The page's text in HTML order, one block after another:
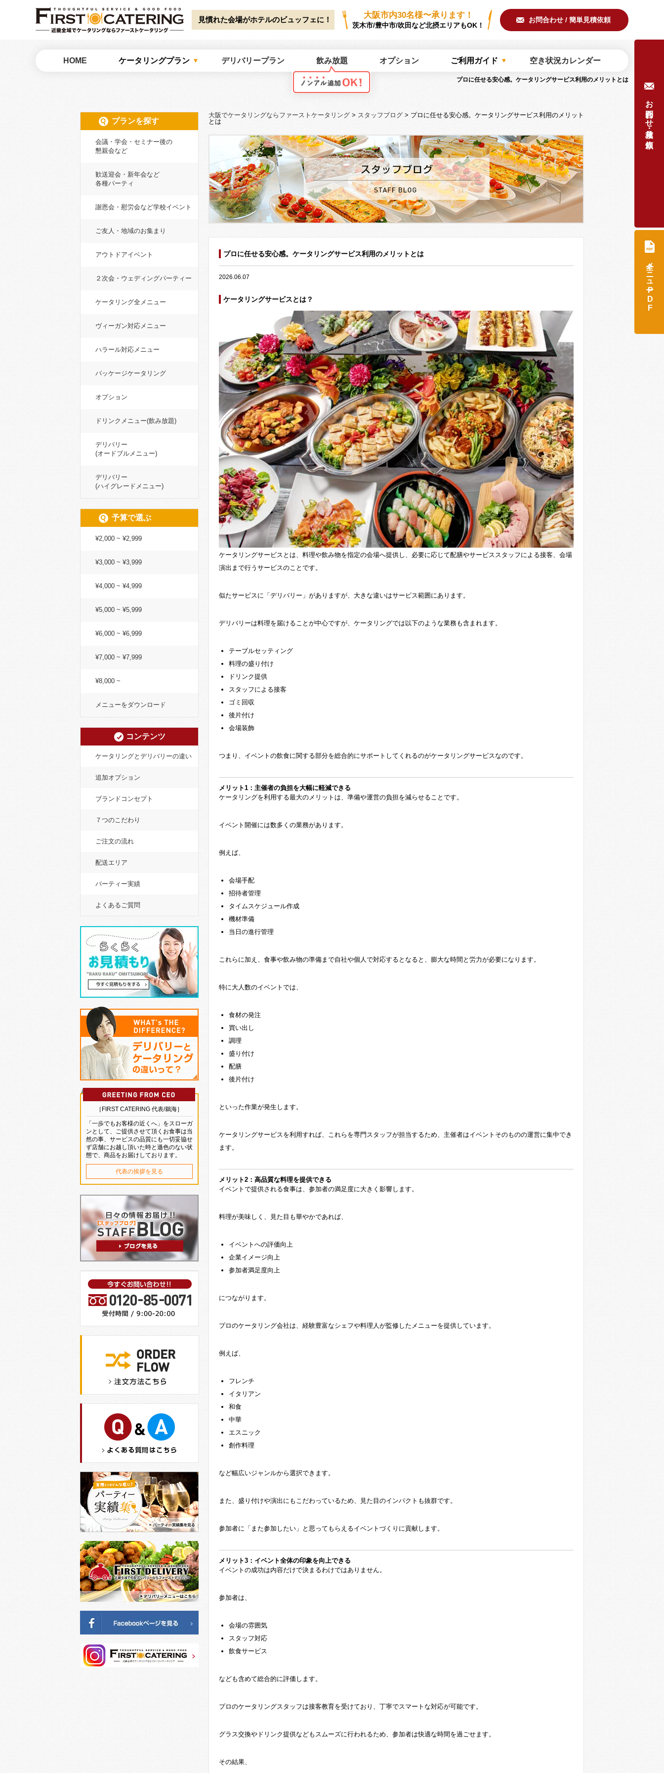
: Undefined array key "HTTP_ACCEPT_LANGUAGE" in /home/catwork/first-catering.jp/public_html/wp2025/wp-content/themes/first-catering/common/meta.phpon line51
プロに任せる安心感。ケータリングサービス利用のメリットとは
見慣れた会場がホテルのビュッフェに！ 大阪市内30名様〜承ります！
茨木市/豊中市/吹田など北摂エリアもOK！
お問合わせ / 簡単見積依頼
HOME ケータリングプラン デリバリープラン 飲み放題 オプション ご利用ガイド 空き状況カレンダー
大阪でケータリングならファーストケータリング > スタッフブログ > プロに任せる安心感。ケータリングサービス利用のメリット
とは
プロに任せる安心感。ケータリングサービス利用のメリットとは
2026.06.07
ケータリングサービスとは？
ケータリングサービスとは、料理や飲み物を指定の会場へ提供し、必要に応じて配膳やサービススタッフによる接客、会場
演出まで行うサービスのことです。
似たサービスに「デリバリー」がありますが、大きな違いはサービス範囲にあります。
デリバリーは料理を届けることが中心ですが、ケータリングでは以下のような業務も含まれます。
テーブルセッティング
料理の盛り付け
ドリンク提供
スタッフによる接客
ゴミ回収
後片付け
会場装飾
つまり、イベントの飲食に関する部分を総合的にサポートしてくれるのがケータリングサービスなのです。
メリット1：主催者の負担を大幅に軽減できる
ケータリングを利用する最大のメリットは、準備や運営の負担を減らせることです。
イベント開催には数多くの業務があります。
例えば、
会場手配
招待者管理
タイムスケジュール作成
機材準備
当日の進行管理
これらに加え、食事や飲み物の準備まで自社や個人で対応するとなると、膨大な時間と労力が必要になります。
特に大人数のイベントでは、
食材の発注
買い出し
調理
盛り付け
配膳
後片付け
といった作業が発生します。
ケータリングサービスを利用すれば、これらを専門スタッフが担当するため、主催者はイベントそのものの運営に集中でき
ます。
メリット2：高品質な料理を提供できる
イベントで提供される食事は、参加者の満足度に大きく影響します。
料理が美味しく、見た目も華やかであれば、
イベントへの評価向上
企業イメージ向上
参加者満足度向上
につながります。
プロのケータリング会社は、経験豊富なシェフや料理人が監修したメニューを提供しています。
例えば、
フレンチ
イタリアン
和食
中華
エスニック
創作料理
など幅広いジャンルから選択できます。
また、盛り付けや演出にもこだわっているため、見た目のインパクトも抜群です。
参加者に「また参加したい」と思ってもらえるイベントづくりに貢献します。
メリット3：イベント全体の印象を向上できる
イベントの成功は内容だけで決まるわけではありません。
参加者は、
会場の雰囲気
スタッフ対応
飲食サービス
なども含めて総合的に評価します。
プロのケータリングスタッフは接客教育を受けており、丁寧でスマートな対応が可能です。
グラス交換やドリンク提供などもスムーズに行われるため、参加者は快適な時間を過ごせます。
その結果、
プランを探す
会議・学会・セミナー後の
懇親会など
歓送迎会・新年会など
各種パーティ
謝恩会・慰労会など学校イベント
ご友人・地域のお集まり
アウトドアイベント
２次会・ウェディングパーティー
ケータリング全メニュー
ヴィーガン対応メニュー
ハラール対応メニュー
パッケージケータリング
オプション
ドリンクメニュー(飲み放題)
デリバリー
(オードブルメニュー)
デリバリー
(ハイグレードメニュー)
予算で選ぶ
¥2,000 ~ ¥2,999
¥3,000 ~ ¥3,999
¥4,000 ~ ¥4,999
¥5,000 ~ ¥5,999
¥6,000 ~ ¥6,999
¥7,000 ~ ¥7,999
¥8,000 ~
メニューをダウンロード
コンテンツ
ケータリングとデリバリーの違い
追加オプション
ブランドコンセプト
７つのこだわり
ご注文の流れ
配送エリア
パーティー実績
よくあるご質問
［FIRST CATERING 代表/鵜海］
「一歩でもお客様の近くへ」をスローガ
ンとして、ご提供させて頂くお食事は当
然の事、サービスの品質にも一切妥協せ
ず店舗にお越し頂いた時と遜色のない状
態で、商品をお届けしております。
代表の挨拶を見る
お問合わせ・見積り依頼
全メニュー
PDF